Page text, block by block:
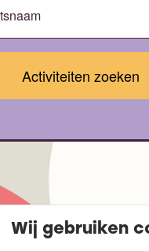
Wij gebruiken